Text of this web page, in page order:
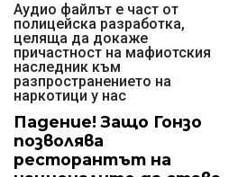
Аудио файлът е част от
полицейска разработка,
целяща да докаже
причастност на мафиотския
наследник към
разпространението на
наркотици у нас
Падение! Защо Гонзо
позволява
ресторантът на